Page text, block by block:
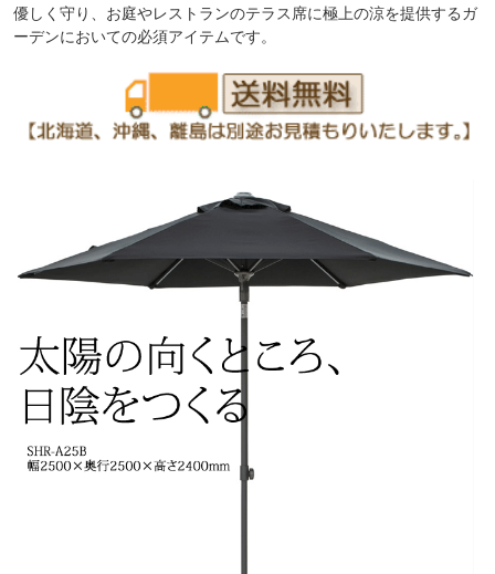
優しく守り、お庭やレストランのテラス席に極上の涼を提供するガ
ーデンにおいての必須アイテムです。